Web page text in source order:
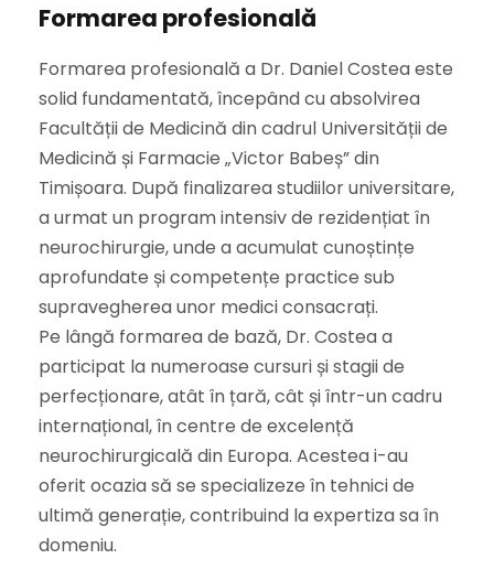
Formarea profesională
Formarea profesională a Dr. Daniel Costea este
solid fundamentată, începând cu absolvirea
Facultății de Medicină din cadrul Universității de
Medicină și Farmacie „Victor Babeș” din
Timișoara. După finalizarea studiilor universitare,
a urmat un program intensiv de rezidențiat în
neurochirurgie, unde a acumulat cunoștințe
aprofundate și competențe practice sub
supravegherea unor medici consacrați.
Pe lângă formarea de bază, Dr. Costea a
participat la numeroase cursuri și stagii de
perfecționare, atât în țară, cât și într-un cadru
internațional, în centre de excelență
neurochirurgicală din Europa. Acestea i-au
oferit ocazia să se specializeze în tehnici de
ultimă generație, contribuind la expertiza sa în
domeniu.